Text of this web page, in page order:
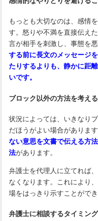
もっとも大切なのは、感情
す。怒りや不満を直接伝え
言が相手を刺激し、事態を
する前に長文のメッセージ
たりするよりも、静かに距
いです。
ブロック以外の方法を考える
状況によっては、いきなり
だほうがよい場合があります
ない意思を文書で伝える方
法があります。
弁護士を代理人に立てれば
なくなります。これにより
場をはっきり示すことができ
弁護士に相談するタイミング